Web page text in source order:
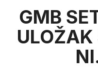
GMB
ULOŽAK